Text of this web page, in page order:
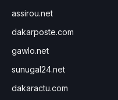
assirou.net
dakarposte.com
gawlo.net
sunugal24.net
dakaractu.com